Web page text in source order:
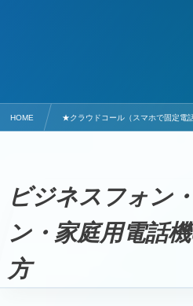
HOME ★クラウドコール（スマホで固定電
ビジネスフォン
ン・家庭用電話
方